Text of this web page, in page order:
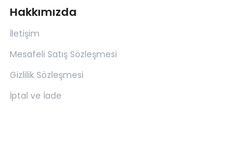
Hakkımızda
İletişim
Mesafeli Satış Sözleşmesi
Gizlilik Sözleşmesi
İptal ve İade